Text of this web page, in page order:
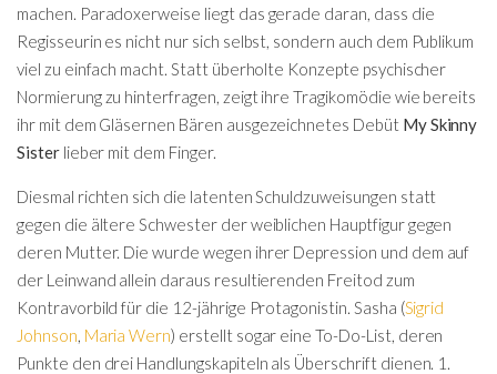
machen. Paradoxerweise liegt das gerade daran, dass die
Regisseurin es nicht nur sich selbst, sondern auch dem Publikum
viel zu einfach macht. Statt überholte Konzepte psychischer
Normierung zu hinterfragen, zeigt ihre Tragikomödie wie bereits
ihr mit dem Gläsernen Bären ausgezeichnetes Debüt My Skinny
Sisterlieber mit dem Finger.
Diesmal richten sich die latenten Schuldzuweisungen statt
gegen die ältere Schwester der weiblichen Hauptfigur gegen
deren Mutter. Die wurde wegen ihrer Depression und dem auf
der Leinwand allein daraus resultierenden Freitod zum
Kontravorbild für die 12-jährige Protagonistin. Sasha (Sigrid
Johnson Maria Wern) erstellt sogar eine To-Do-List, deren
Punkte den drei Handlungskapiteln als Überschrift dienen. 1.